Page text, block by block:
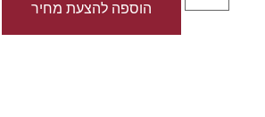
הוספה להצעת מחיר